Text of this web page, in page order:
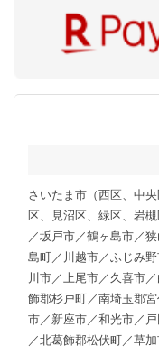
さいたま市（西区、中
区、見沼区、緑区、岩
／坂戸市／鶴ヶ島市／
島町／川越市／ふじみ
川市／上尾市／久喜市
飾郡杉戸町／南埼玉郡
市／新座市／和光市／
／北葛飾郡松伏町／草